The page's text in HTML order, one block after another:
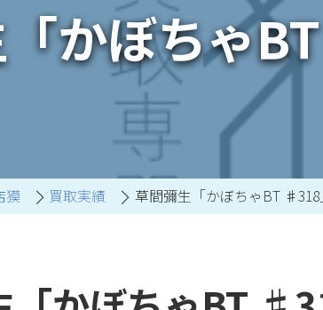
instagram
茶道具買取
彫刻・ブロンズ買取
業者間オークシ
かぼちゃ
獏 買取実績 草間彌生「かぼちゃBT ♯318